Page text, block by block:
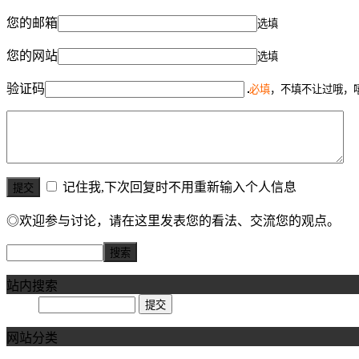
您的邮箱 选填
您的网站 选填
验证码 必填，不填不让过哦，
记住我,下次回复时不用重新输入个人信息
◎欢迎参与讨论，请在这里发表您的看法、交流您的观点。
站内搜索
网站分类